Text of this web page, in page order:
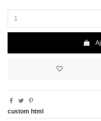
custom html